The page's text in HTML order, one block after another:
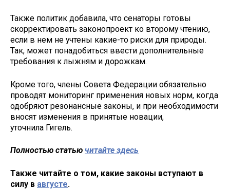
Также политик добавила, что сенаторы готовы
скорректировать законопроект ко второму чтению,
если в нем не учтены какие-то риски для природы.
Так, может понадобиться ввести дополнительные
требования к лыжням и дорожкам. ​
Кроме того, члены Совета Федерации обязательно
проводят мониторинг применения новых норм, когда
одобряют резонансные законы, и при необходимости
вносят изменения в принятые новации,
уточнила Гигель.
Полностью статью читайте здесь
Также читайте о том, какие законы вступают в
силу в августе.